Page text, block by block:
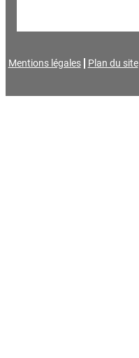
Mentions légales Plan du site